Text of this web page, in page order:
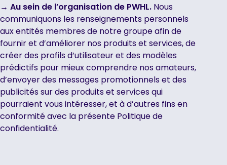
→ Au sein de l’organisation de PWHL. Nous
communiquons les renseignements personnels
aux entités membres de notre groupe afin de
fournir et d’améliorer nos produits et services, de
créer des profils d’utilisateur et des modèles
prédictifs pour mieux comprendre nos amateurs,
d’envoyer des messages promotionnels et des
publicités sur des produits et services qui
pourraient vous intéresser, et à d’autres fins en
conformité avec la présente Politique de
confidentialité.